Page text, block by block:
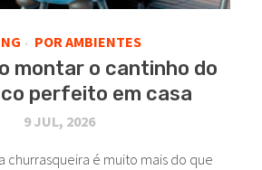
• POR AMBIENTES
montar o cantinho do
perfeito em casa
9 JUL, 2026
churrasqueira é muito mais do que